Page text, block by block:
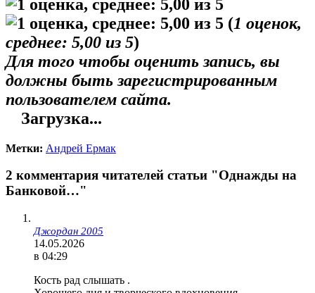
(1 оценок,
среднее: 5,00 из 5)
Для того чтобы оценить запись, вы
должны быть зарегистрированным
пользователем сайта.
Загрузка...
Метки: Андрей Ермак
2 комментария читателей статьи "Однажды на
Банковой…"
Джордан 2005
14.05.2026
в 04:29
Кость рад слышать .